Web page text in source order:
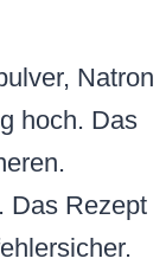
Natron
hoch. Das
Das Rezept